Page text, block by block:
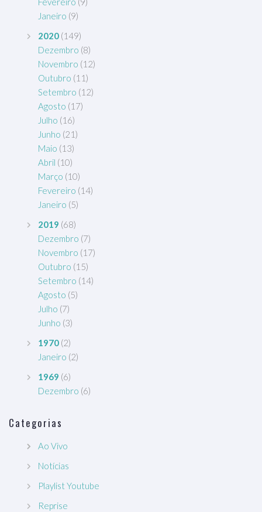
Janeiro (9)
2020 (149)
Dezembro (8)
Novembro (12)
Outubro (11)
Setembro (12)
Agosto (17)
Julho (16)
Junho (21)
Maio (13)
Abril (10)
Março (10)
Fevereiro (14)
Janeiro (5)
2019 (68)
Dezembro (7)
Novembro (17)
Outubro (15)
Setembro (14)
Agosto (5)
Julho (7)
Junho (3)
1970 (2)
Janeiro (2)
1969 (6)
Dezembro (6)
Categorias
Ao Vivo
Notícias
Playlist Youtube
Reprise